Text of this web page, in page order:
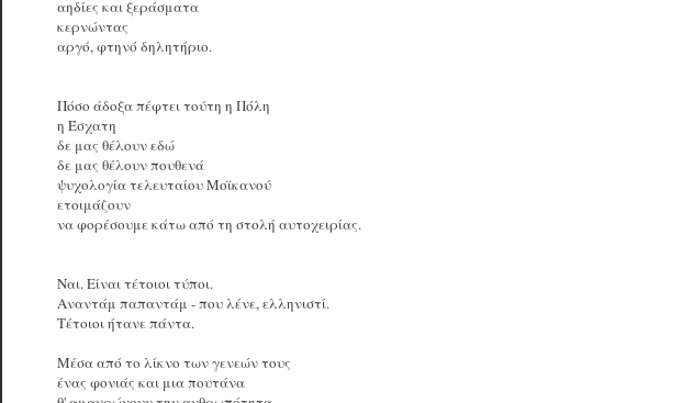
αηδίες και ξεράσματα
κερνώντας
αργό, φτηνό δηλητήριο.
Πόσο άδοξα πέφτει τούτη η Πόλη
η Έσχατη
δε μας θέλουν εδώ
δε μας θέλουν πουθενά
ψυχολογία τελευταίου Μοϊκανού
ετοιμάζουν
να φορέσουμε κάτω από τη στολή αυτοχειρίας.
Ναι. Είναι τέτοιοι τύποι.
Αναντάμ παπαντάμ - που λένε, ελληνιστί.
Τέτοιοι ήτανε πάντα.
Μέσα από το λίκνο των γενεών τους
ένας φονιάς και μια πουτάνα